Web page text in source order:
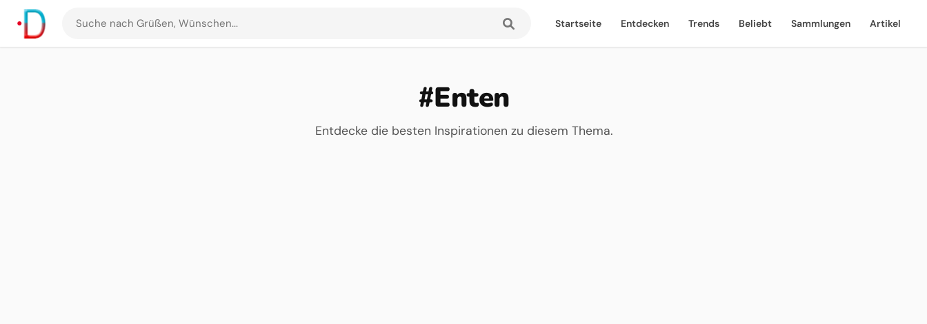
Suche
nach
Startseite Entdecken Trends Beliebt Sammlungen Artikel
#Enten
Entdecke die besten Inspirationen zu diesem Thema.